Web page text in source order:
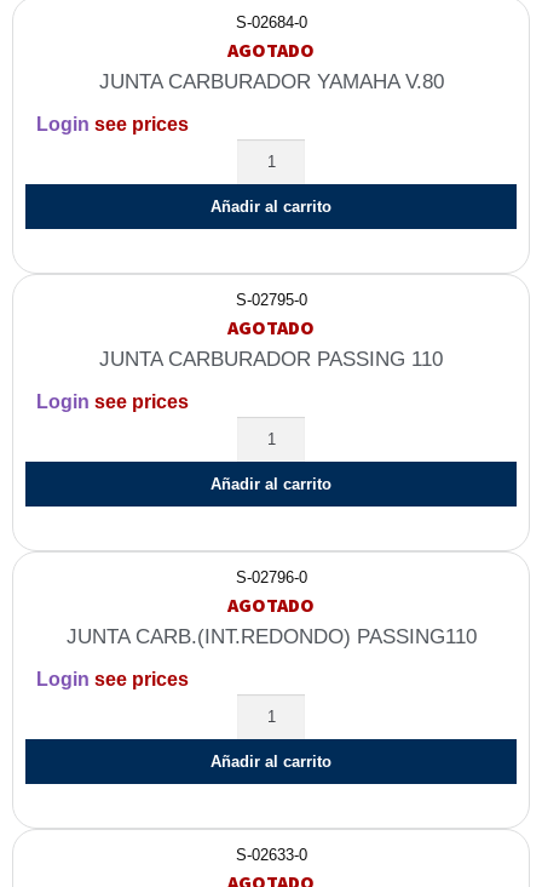
S-02684-0
AGOTADO
JUNTA CARBURADOR YAMAHA V.80
Login see prices
Añadir al carrito
S-02795-0
AGOTADO
JUNTA CARBURADOR PASSING 110
Login see prices
Añadir al carrito
S-02796-0
AGOTADO
JUNTA CARB.(INT.REDONDO) PASSING110
Login see prices
Añadir al carrito
S-02633-0